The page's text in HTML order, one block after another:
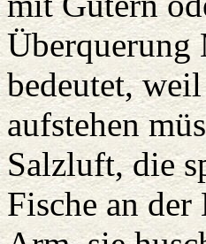
Überquerung
bedeutet,
aufstehen
Salzluft, die
Fische an